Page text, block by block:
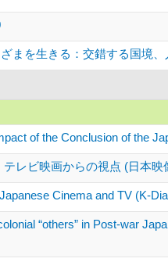
を生きる：交錯する国境
of the Conclusion of the
レビ映画からの視点 (日本映
Cinema and TV (K-
“others” in Post-war